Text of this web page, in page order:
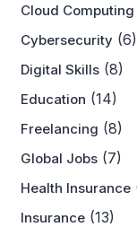
Cloud Computing
Cybersecurity (6)
Digital Skills (8)
Education (14)
Freelancing (8)
Global Jobs (7)
Health Insurance
Insurance (13)